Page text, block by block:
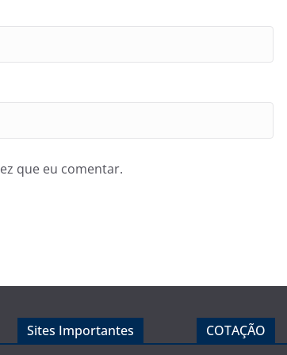
que eu comentar.
Sites Importantes COTAÇÃO